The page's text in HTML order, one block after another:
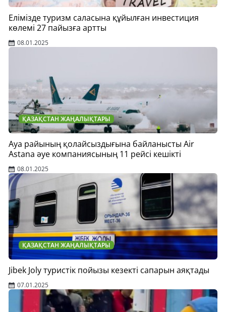
Елімізде туризм саласына құйылған инвестиция
көлемі 27 пайызға артты
08.01.2025
ҚАЗАҚСТАН ЖАҢАЛЫҚТАРЫ
Ауа райының қолайсыздығына байланысты Air
Astana әуе компаниясының 11 рейсі кешікті
08.01.2025
ҚАЗАҚСТАН ЖАҢАЛЫҚТАРЫ
Jibek Joly туристік пойызы кезекті сапарын аяқтады
07.01.2025